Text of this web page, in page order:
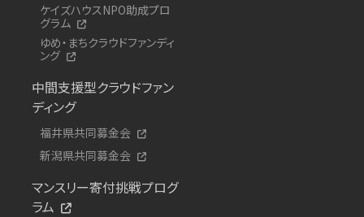
ケイズハウスNPO助成プロ
グラム
ゆめ・まちクラウドファンディ
ング
中間支援型クラウドファン
ディング
福井県共同募金会
新潟県共同募金会
マンスリー寄付挑戦プログ
ラム